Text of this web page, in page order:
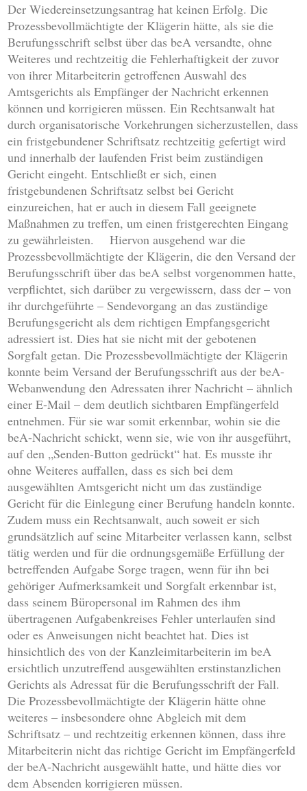
Der Wiedereinsetzungsantrag hat keinen Erfolg. Die
Prozessbevollmächtigte der Klägerin hätte, als sie die
Berufungsschrift selbst über das beA versandte, ohne
Weiteres und rechtzeitig die Fehlerhaftigkeit der zuvor
von ihrer Mitarbeiterin getroffenen Auswahl des
Amtsgerichts als Empfänger der Nachricht erkennen
können und korrigieren müssen. Ein Rechtsanwalt hat
durch organisatorische Vorkehrungen sicherzustellen, dass
ein fristgebundener Schriftsatz rechtzeitig gefertigt wird
und innerhalb der laufenden Frist beim zuständigen
Gericht eingeht. Entschließt er sich, einen
fristgebundenen Schriftsatz selbst bei Gericht
einzureichen, hat er auch in diesem Fall geeignete
Maßnahmen zu treffen, um einen fristgerechten Eingang
zu gewährleisten. Hiervon ausgehend war die
Prozessbevollmächtigte der Klägerin, die den Versand der
Berufungsschrift über das beA selbst vorgenommen hatte,
verpflichtet, sich darüber zu vergewissern, dass der – von
ihr durchgeführte – Sendevorgang an das zuständige
Berufungsgericht als dem richtigen Empfangsgericht
adressiert ist. Dies hat sie nicht mit der gebotenen
Sorgfalt getan. Die Prozessbevollmächtigte der Klägerin
konnte beim Versand der Berufungsschrift aus der beA-
Webanwendung den Adressaten ihrer Nachricht – ähnlich
einer E-Mail – dem deutlich sichtbaren Empfängerfeld
entnehmen. Für sie war somit erkennbar, wohin sie die
beA-Nachricht schickt, wenn sie, wie von ihr ausgeführt,
auf den „Senden-Button gedrückt“ hat. Es musste ihr
ohne Weiteres auffallen, dass es sich bei dem
ausgewählten Amtsgericht nicht um das zuständige
Gericht für die Einlegung einer Berufung handeln konnte.
Zudem muss ein Rechtsanwalt, auch soweit er sich
grundsätzlich auf seine Mitarbeiter verlassen kann, selbst
tätig werden und für die ordnungsgemäße Erfüllung der
betreffenden Aufgabe Sorge tragen, wenn für ihn bei
gehöriger Aufmerksamkeit und Sorgfalt erkennbar ist,
dass seinem Büropersonal im Rahmen des ihm
übertragenen Aufgabenkreises Fehler unterlaufen sind
oder es Anweisungen nicht beachtet hat. Dies ist
hinsichtlich des von der Kanzleimitarbeiterin im beA
ersichtlich unzutreffend ausgewählten erstinstanzlichen
Gerichts als Adressat für die Berufungsschrift der Fall.
Die Prozessbevollmächtigte der Klägerin hätte ohne
weiteres – insbesondere ohne Abgleich mit dem
Schriftsatz – und rechtzeitig erkennen können, dass ihre
Mitarbeiterin nicht das richtige Gericht im Empfängerfeld
der beA-Nachricht ausgewählt hatte, und hätte dies vor
dem Absenden korrigieren müssen.